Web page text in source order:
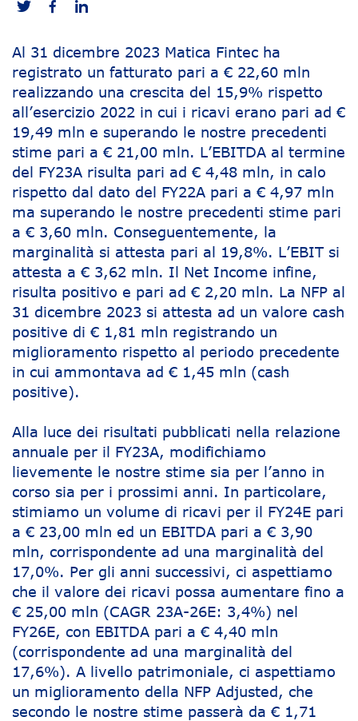
Al 31 dicembre 2023 Matica Fintec ha
registrato un fatturato pari a € 22,60 mln
realizzando una crescita del 15,9% rispetto
all’esercizio 2022 in cui i ricavi erano pari ad €
19,49 mln e superando le nostre precedenti
stime pari a € 21,00 mln. L’EBITDA al termine
del FY23A risulta pari ad € 4,48 mln, in calo
rispetto dal dato del FY22A pari a € 4,97 mln
ma superando le nostre precedenti stime pari
a € 3,60 mln. Conseguentemente, la
marginalità si attesta pari al 19,8%. L’EBIT si
attesta a € 3,62 mln. Il Net Income infine,
risulta positivo e pari ad € 2,20 mln. La NFP al
31 dicembre 2023 si attesta ad un valore cash
positive di € 1,81 mln registrando un
miglioramento rispetto al periodo precedente
in cui ammontava ad € 1,45 mln (cash
positive).
Alla luce dei risultati pubblicati nella relazione
annuale per il FY23A, modifichiamo
lievemente le nostre stime sia per l’anno in
corso sia per i prossimi anni. In particolare,
stimiamo un volume di ricavi per il FY24E pari
a € 23,00 mln ed un EBITDA pari a € 3,90
mln, corrispondente ad una marginalità del
17,0%. Per gli anni successivi, ci aspettiamo
che il valore dei ricavi possa aumentare fino a
€ 25,00 mln (CAGR 23A-26E: 3,4%) nel
FY26E, con EBITDA pari a € 4,40 mln
(corrispondente ad una marginalità del
17,6%). A livello patrimoniale, ci aspettiamo
un miglioramento della NFP Adjusted, che
secondo le nostre stime passerà da € 1,71